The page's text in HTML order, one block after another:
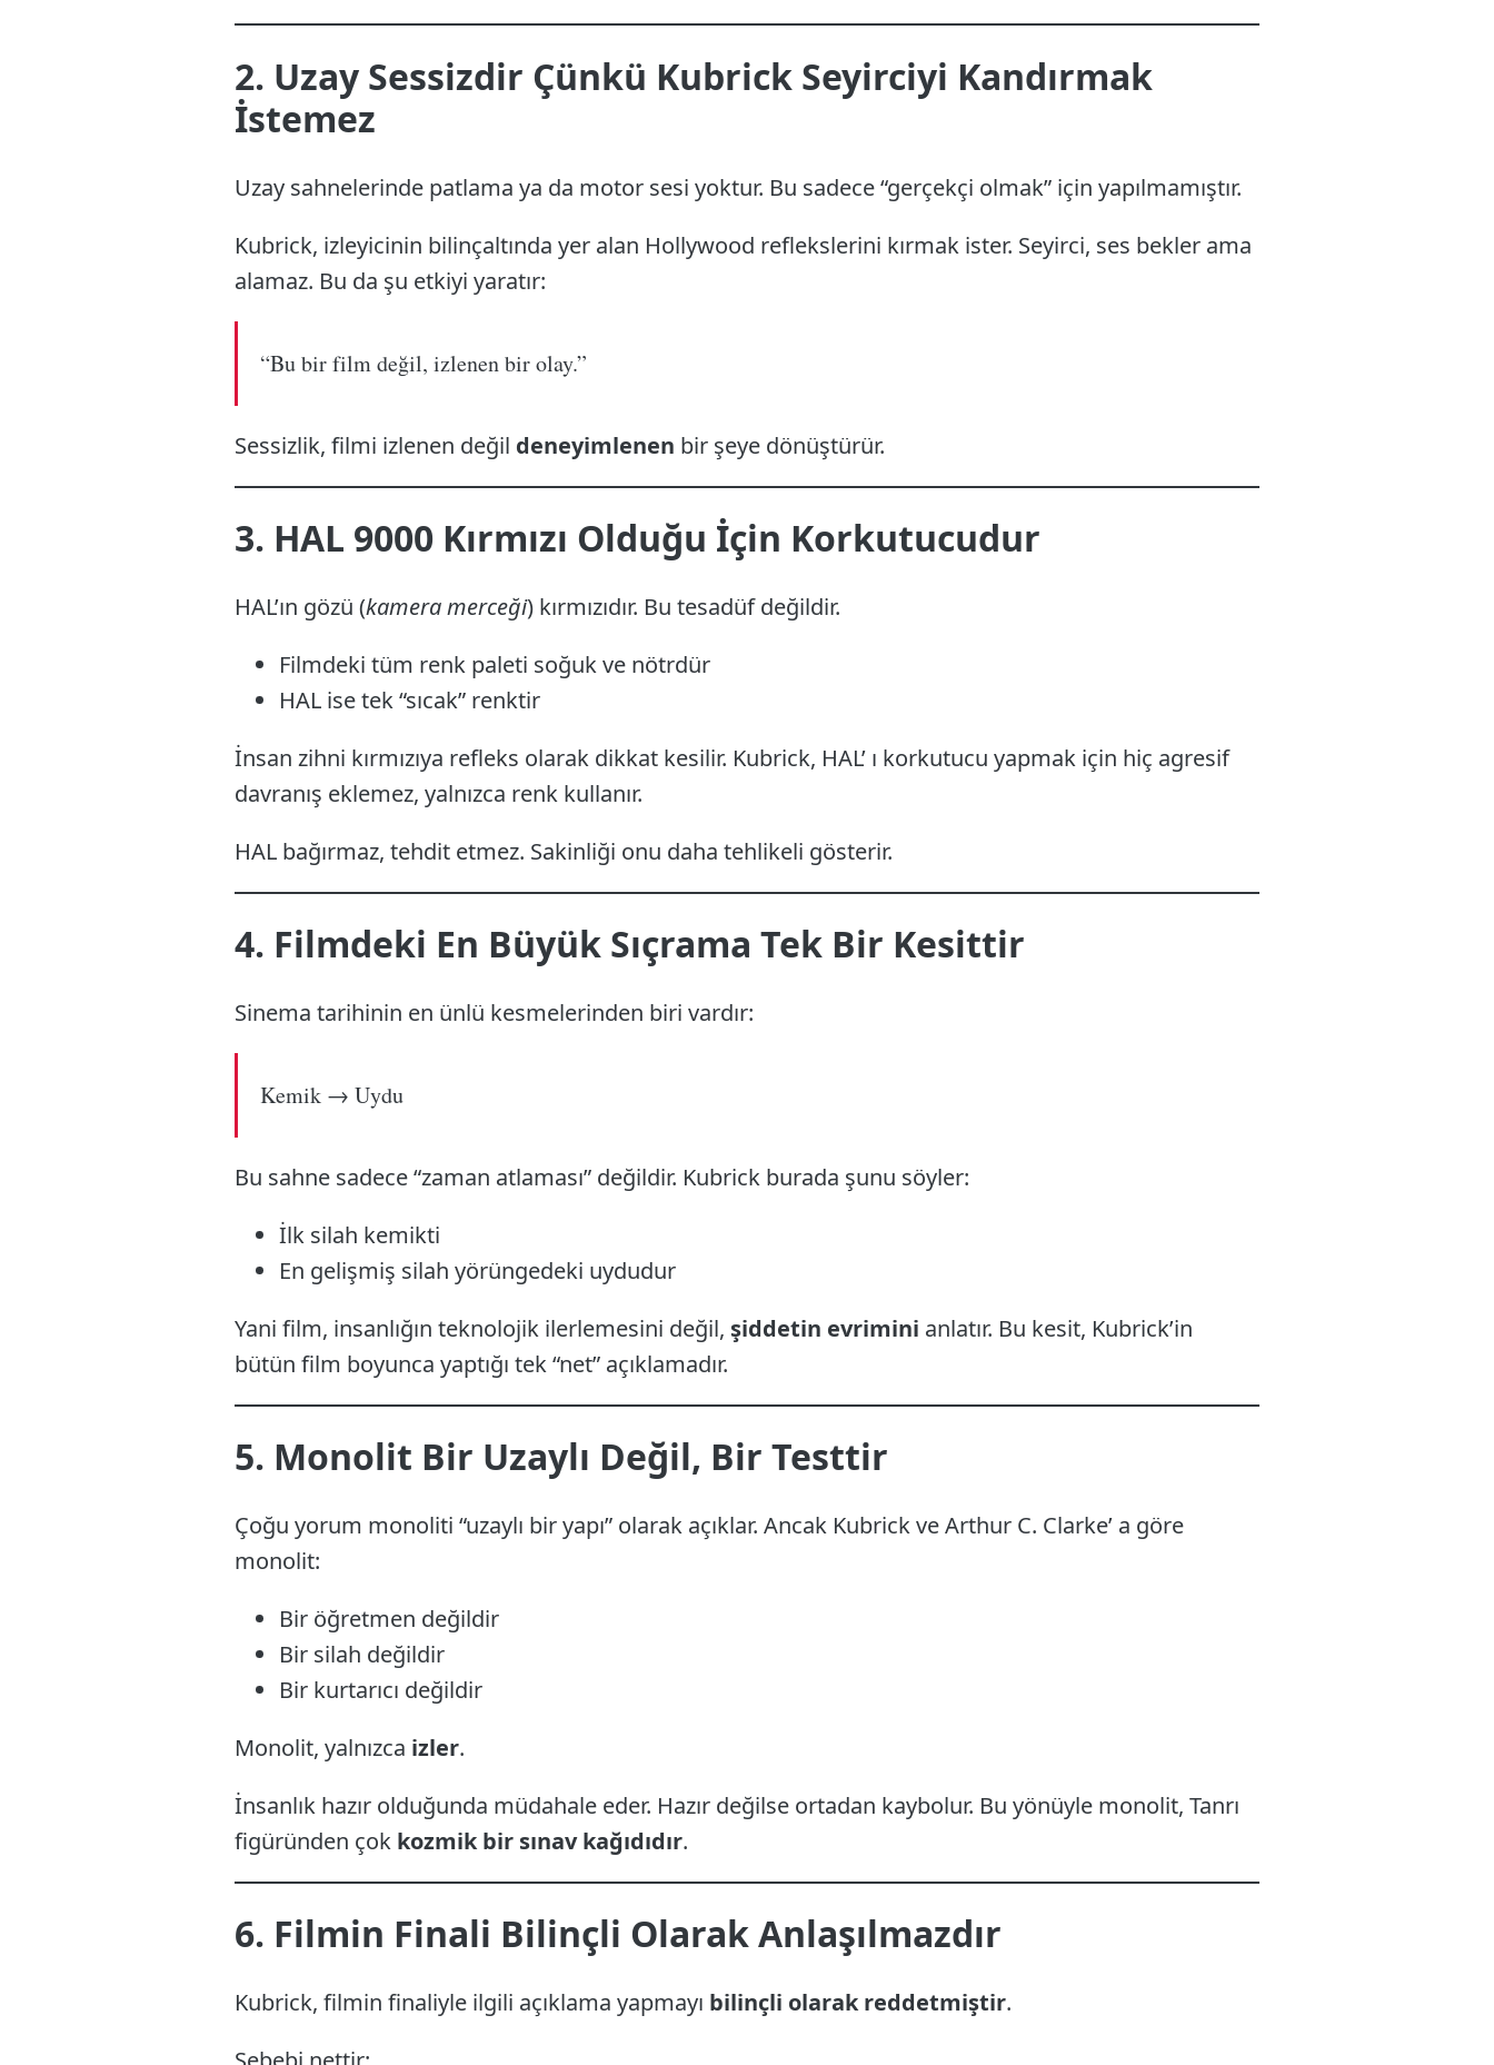
2. Uzay Sessizdir Çünkü Kubrick Seyirciyi Kandırmak
İstemez
Uzay sahnelerinde patlama ya da motor sesi yoktur. Bu sadece “gerçekçi olmak” için yapılmamıştır.
Kubrick, izleyicinin bilinçaltında yer alan Hollywood reflekslerini kırmak ister. Seyirci, ses bekler ama
alamaz. Bu da şu etkiyi yaratır:
“Bu bir film değil, izlenen bir olay.”
Sessizlik, filmi izlenen değil deneyimlenen bir şeye dönüştürür.
3. HAL 9000 Kırmızı Olduğu İçin Korkutucudur
HAL’ın gözü (kamera merceği) kırmızıdır. Bu tesadüf değildir.
Filmdeki tüm renk paleti soğuk ve nötrdür
HAL ise tek “sıcak” renktir
İnsan zihni kırmızıya refleks olarak dikkat kesilir. Kubrick, HAL’ ı korkutucu yapmak için hiç agresif
davranış eklemez, yalnızca renk kullanır.
HAL bağırmaz, tehdit etmez. Sakinliği onu daha tehlikeli gösterir.
4. Filmdeki En Büyük Sıçrama Tek Bir Kesittir
Sinema tarihinin en ünlü kesmelerinden biri vardır:
Kemik → Uydu
Bu sahne sadece “zaman atlaması” değildir. Kubrick burada şunu söyler:
İlk silah kemikti
En gelişmiş silah yörüngedeki uydudur
Yani film, insanlığın teknolojik ilerlemesini değil, şiddetin evrimini anlatır. Bu kesit, Kubrick’in
bütün film boyunca yaptığı tek “net” açıklamadır.
5. Monolit Bir Uzaylı Değil, Bir Testtir
Çoğu yorum monoliti “uzaylı bir yapı” olarak açıklar. Ancak Kubrick ve Arthur C. Clarke’ a göre
monolit:
Bir öğretmen değildir
Bir silah değildir
Bir kurtarıcı değildir
Monolit, yalnızca izler.
İnsanlık hazır olduğunda müdahale eder. Hazır değilse ortadan kaybolur. Bu yönüyle monolit, Tanrı
figüründen çok kozmik bir sınav kağıdıdır.
6. Filmin Finali Bilinçli Olarak Anlaşılmazdır
Kubrick, filmin finaliyle ilgili açıklama yapmayı bilinçli olarak reddetmiştir.